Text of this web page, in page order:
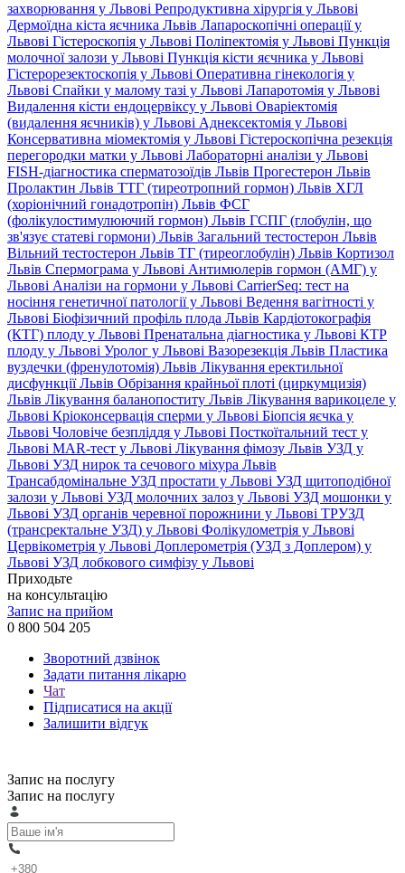
захворювання у Львові Репродуктивна хірургія у Львові
Дермоїдна кіста яєчника Львів Лапароскопічні операції у
Львові Гістероскопія у Львові Поліпектомія у Львові Пункція
молочної залози у Львові Пункція кісти яєчника у Львові
Гістерорезектоскопія у Львові Оперативна гінекологія у
Львові Спайки у малому тазі у Львові Лапаротомія у Львові
Видалення кісти ендоцервіксу у Львові Оваріектомія
(видалення яєчників) у Львові Аднексектомія у Львові
Консервативна міомектомія у Львові Гістероскопічна резекція
перегородки матки у Львові Лабораторні аналізи у Львові
FISH-діагностика сперматозоїдів Львів Прогестерон Львів
Пролактин Львів ТТГ (тиреотропний гормон) Львів ХГЛ
(хоріонічний гонадотропін) Львів ФСГ
(фолікулостимулюючий гормон) Львів ГСПГ (глобулін, що
зв'язує статеві гормони) Львів Загальний тестостерон Львів
Вільний тестостерон Львів ТГ (тиреоглобулін) Львів Кортизол
Львів Спермограма у Львові Антимюлерів гормон (АМГ) у
Львові Аналізи на гормони у Львові CarrierSeq: тест на
носіння генетичної патології у Львові Ведення вагітності у
Львові Біофізичний профіль плода Львів Кардіотокографія
(КТГ) плоду у Львові Пренатальна діагностика у Львові КТР
плоду у Львові Уролог у Львові Вазорезекція Львів Пластика
вуздечки (френулотомія) Львів Лікування еректильної
дисфункції Львів Обрізання крайньої плоті (циркумцизія)
Львів Лікування баланопоститу Львів Лікування варикоцеле у
Львові Кріоконсервація сперми у Львові Біопсія яєчка у
Львові Чоловіче безпліддя у Львові Посткоїтальний тест у
Львові MAR-тест у Львові Лікування фімозу Львів УЗД у
Львові УЗД нирок та сечового міхура Львів
Трансабдомінальне УЗД простати у Львові УЗД щитоподібної
залози у Львові УЗД молочних залоз у Львові УЗД мошонки у
Львові УЗД органів черевної порожнини у Львові ТРУЗД
(трансректальне УЗД) у Львові Фолікулометрія у Львові
Цервікометрія у Львові Доплерометрія (УЗД з Доплером) у
Львові УЗД лобкового симфізу у Львові
Приходьте
на консультацію
Запис на прийом
0 800 504 205
Зворотний дзвінок
Задати питання лікарю
Чат
Підписатися на акції
Залишити відгук
Запис на послугу
Запис на послугу